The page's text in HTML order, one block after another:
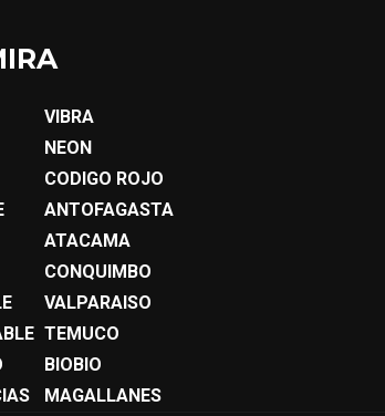
VIBRA
NEON
CODIGO ROJO
ANTOFAGASTA
ATACAMA
CONQUIMBO
VALPARAISO
TEMUCO
BIOBIO
MAGALLANES